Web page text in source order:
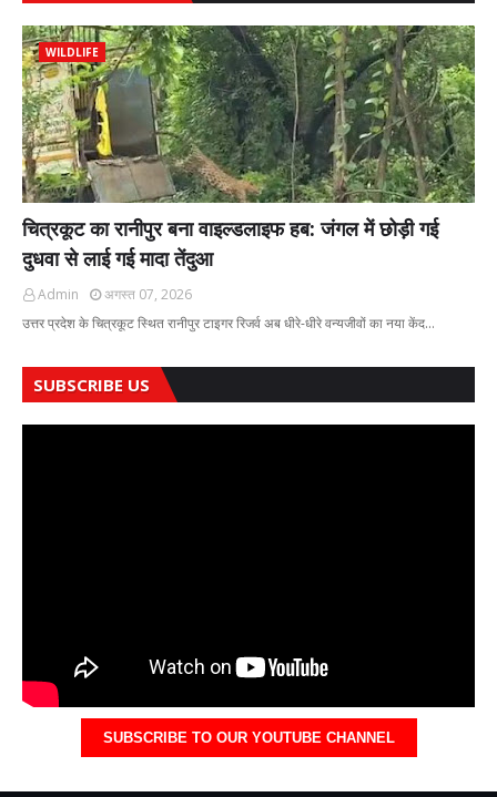
WILDLIFE
चित्रकूट का रानीपुर बना वाइल्डलाइफ हब: जंगल में छोड़ी गई
दुधवा से लाई गई मादा तेंदुआ
Admin
अगस्त 07, 2026
उत्तर प्रदेश के चित्रकूट स्थित रानीपुर टाइगर रिजर्व अब धीरे-धीरे वन्यजीवों का नया केंद…
SUBSCRIBE US
SUBSCRIBE TO OUR YOUTUBE CHANNEL